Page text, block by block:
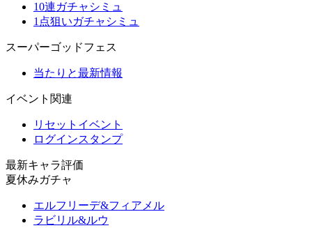
10連ガチャシミュ
1点狙いガチャシミュ
スーパーゴッドフェス
当たりと最新情報
イベント関連
リセットイベント
ログインスタンプ
最新キャラ評価
夏休みガチャ
エルフリーデ&フィアメル
ラビリル&ルウ